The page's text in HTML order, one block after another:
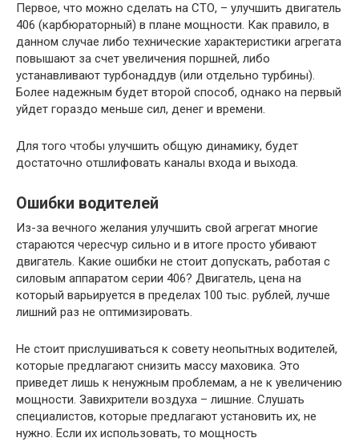
Первое, что можно сделать на СТО, – улучшить двигатель
406 (карбюраторный) в плане мощности. Как правило, в
данном случае либо технические характеристики агрегата
повышают за счет увеличения поршней, либо
устанавливают турбонаддув (или отдельно турбины).
Более надежным будет второй способ, однако на первый
уйдет гораздо меньше сил, денег и времени.
Для того чтобы улучшить общую динамику, будет
достаточно отшлифовать каналы входа и выхода.
Ошибки водителей
Из-за вечного желания улучшить свой агрегат многие
стараются чересчур сильно и в итоге просто убивают
двигатель. Какие ошибки не стоит допускать, работая с
силовым аппаратом серии 406? Двигатель, цена на
который варьируется в пределах 100 тыс. рублей, лучше
лишний раз не оптимизировать.
Не стоит прислушиваться к совету неопытных водителей,
которые предлагают снизить массу маховика. Это
приведет лишь к ненужным проблемам, а не к увеличению
мощности. Завихрители воздуха – лишние. Слушать
специалистов, которые предлагают установить их, не
нужно. Если их использовать, то мощность